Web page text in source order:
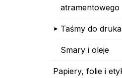
atramentowego
Taśmy do
Smary i oleje
Papiery, folie i